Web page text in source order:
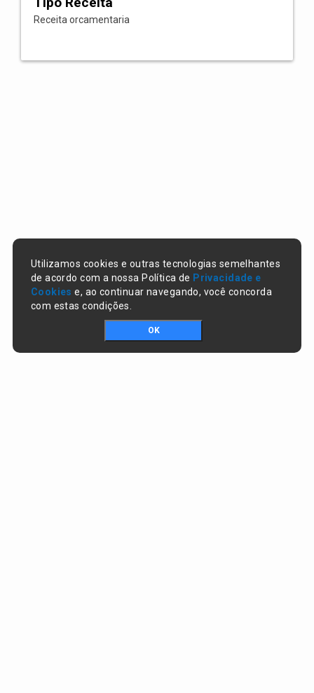
Receita orcamentaria
Utilizamos cookies e outras tecnologias semelhantes
de acordo com a nossa Política de Privacidade e
Cookies e, ao continuar navegando, você concorda
com estas condições.
OK